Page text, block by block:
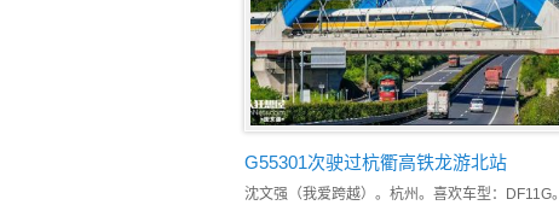
G55301次驶过杭衢高铁龙游北站
沈文强（我爱跨越）。杭州。喜欢车型：DF11G。